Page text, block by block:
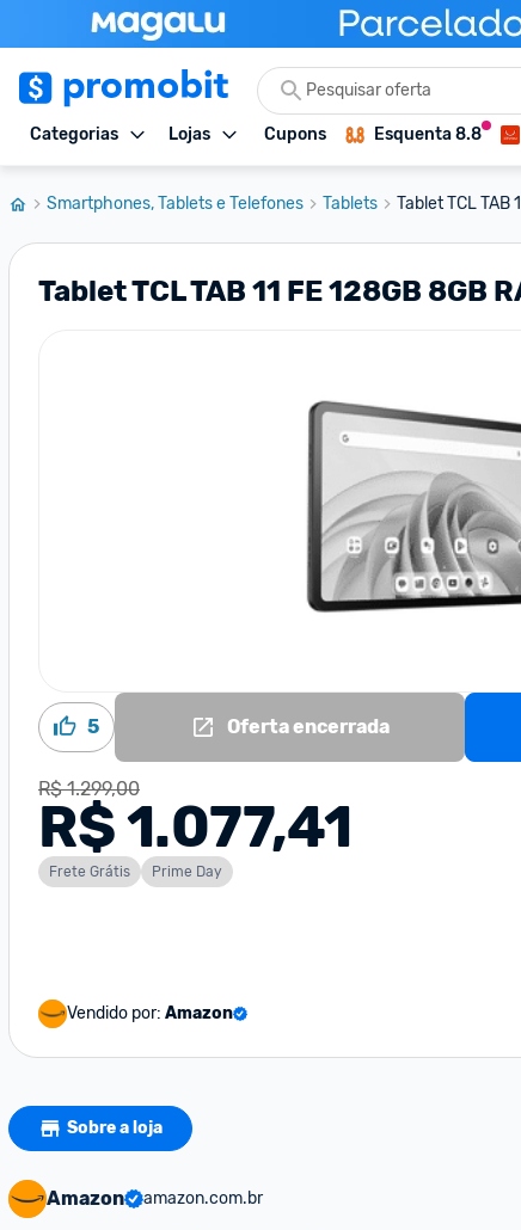
Categorias Lojas Cupons Esquenta 8.8
Smartphones, Tablets e Telefones Tablets Tablet TCL TAB
Tablet TCL TAB 11 FE 128GB 8GB
5 Oferta encerrada
R$ 1.299,00
R$ 1.077,41
Frete Grátis Prime Day
Vendido por: Amazon
Sobre a loja
Amazon amazon.com.br